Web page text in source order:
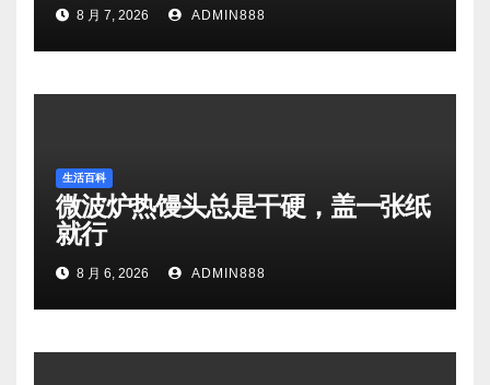
8 月 7, 2026 ADMIN888
生活百科
微波炉热馒头总是干硬，盖一张纸
就行
8 月 6, 2026 ADMIN888